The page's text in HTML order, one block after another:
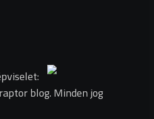
blog. Minden jog